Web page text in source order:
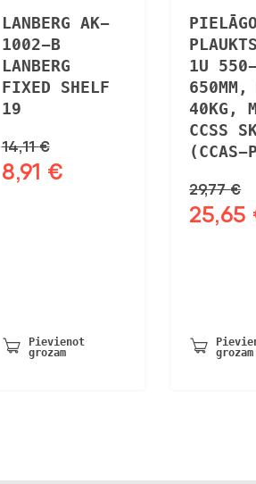
LANBERG AK-
1002-B
LANBERG
FIXED SHELF
19
14,11€
Sākotnējā
8,91 €Pašreizējā
Pievienot
grozam
1U
650MM,
40KG,
CCSS
(CCAS-
29,77€
25,65
grozam